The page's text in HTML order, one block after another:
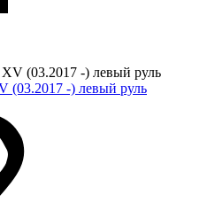
(03.2017 -) левый руль